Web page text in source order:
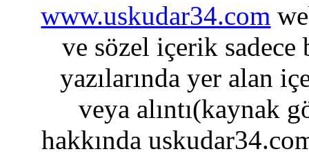
www.uskudar34.com
ve sözel içerik sadece
yazılarında yer alan
veya alıntı(kaynak
hakkında